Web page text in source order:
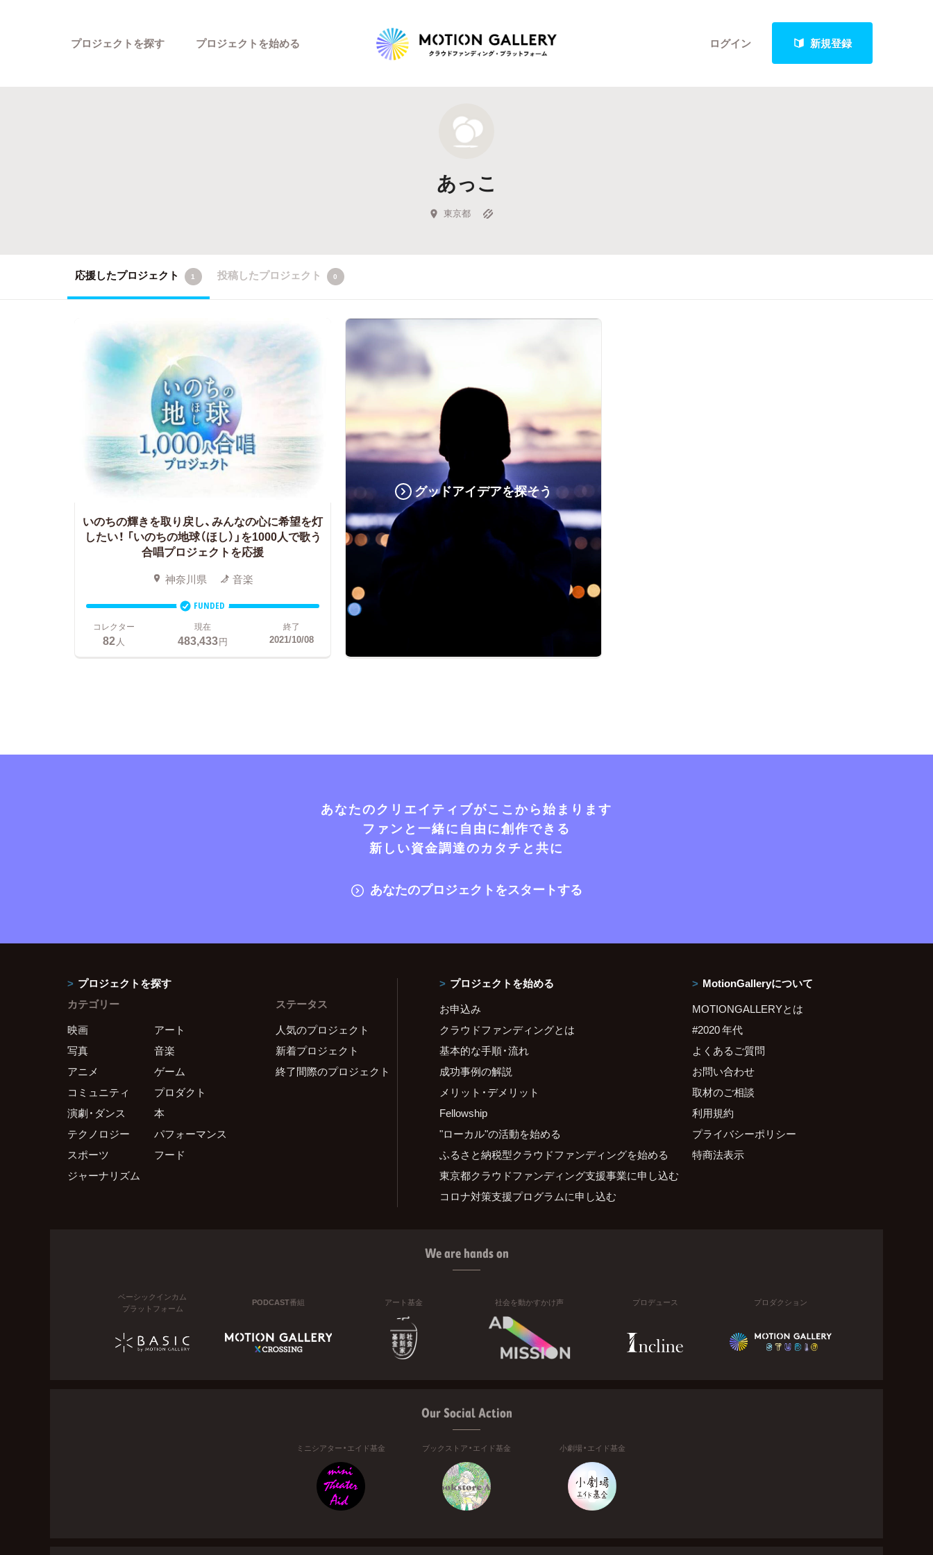
ログイン 新規登録
プロジェクトを探す
新着プロジェクト
Feature
キュレーターから探す
プロジェクトを始める
あっこ
東京都
応援したプロジェクト 1 投稿したプロジェクト 0
いのちの輝きを取り戻し、みんなの心に希望を灯
したい！ 「いのちの地球（ほし）」を1000人で歌う
合唱プロジェクトを応援
神奈川県 音楽
FUNDED
コレクター
82人
現在
483,433円
終了
2021/10/08
グッドアイデアを探そう
あなたのクリエイティブがここから始まります
ファンと一緒に自由に創作できる
新しい資金調達のカタチと共に
あなたのプロジェクトをスタートする
プロジェクトを探す
カテゴリー
映画
アート
写真
音楽
アニメ
ゲーム
コミュニティ
プロダクト
演劇・ダンス
本
テクノロジー
パフォーマンス
スポーツ
フード
ジャーナリズム
ステータス
人気のプロジェクト
新着プロジェクト
終了間際のプロジェクト
プロジェクトを始める
お申込み
クラウドファンディングとは
基本的な手順・流れ
成功事例の解説
メリット・デメリット
Fellowship
"ローカル"の活動を始める
ふるさと納税型クラウドファンディングを始める
東京都クラウドファンディング支援事業に申し込む
コロナ対策支援プログラムに申し込む
MotionGalleryについて
MOTIONGALLERYとは
#2020 年代
よくあるご質問
お問い合わせ
取材のご相談
利用規約
プライバシーポリシー
特商法表示
We are hands on
ベーシックインカム
プラットフォーム
PODCAST番組 アート基金 社会を動かすかけ声 プロデュース プロダクション
Our Social Action
ミニシアター・エイド基金 ブックストア・エイド基金 小劇場・エイド基金